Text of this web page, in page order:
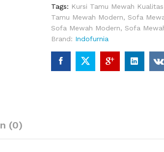
Tags: Kursi Tamu Mewah
Tamu Mewah Modern, Sofa
Sofa Mewah Modern, Sofa
Brand: Indofurnia
(0)